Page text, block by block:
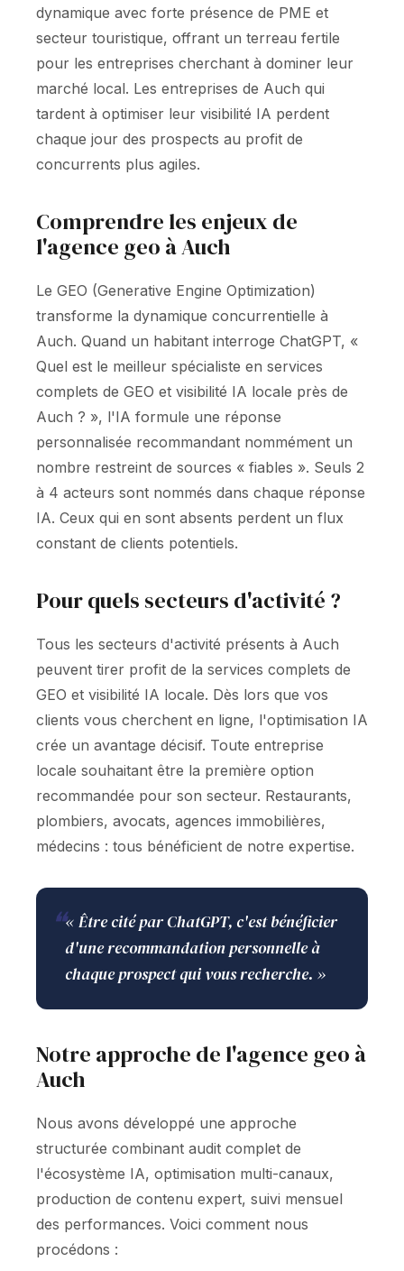
dynamique avec forte présence de PME et
secteur touristique, offrant un terreau fertile
pour les entreprises cherchant à dominer leur
marché local. Les entreprises de Auch qui
tardent à optimiser leur visibilité IA perdent
chaque jour des prospects au profit de
concurrents plus agiles.
Comprendre les enjeux de
l'agence geo à Auch
Le GEO (Generative Engine Optimization)
transforme la dynamique concurrentielle à
Auch. Quand un habitant interroge ChatGPT, «
Quel est le meilleur spécialiste en services
complets de GEO et visibilité IA locale près de
Auch ? », l'IA formule une réponse
personnalisée recommandant nommément un
nombre restreint de sources « fiables ». Seuls 2
à 4 acteurs sont nommés dans chaque réponse
IA. Ceux qui en sont absents perdent un flux
constant de clients potentiels.
Pour quels secteurs d'activité ?
Tous les secteurs d'activité présents à Auch
peuvent tirer profit de la services complets de
GEO et visibilité IA locale. Dès lors que vos
clients vous cherchent en ligne, l'optimisation IA
crée un avantage décisif. Toute entreprise
locale souhaitant être la première option
recommandée pour son secteur. Restaurants,
plombiers, avocats, agences immobilières,
médecins : tous bénéficient de notre expertise.
❝« Être cité par ChatGPT, c'est bénéficier
d'une recommandation personnelle à
chaque prospect qui vous recherche. »
Notre approche de l'agence geo à
Auch
Nous avons développé une approche
structurée combinant audit complet de
l'écosystème IA, optimisation multi-canaux,
production de contenu expert, suivi mensuel
des performances. Voici comment nous
procédons :